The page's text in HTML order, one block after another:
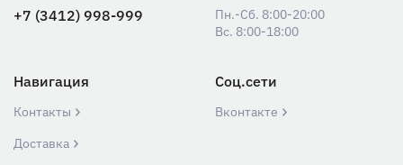
+7 (3412) 998-999
Пн.-Сб. 8:00-20:00
Вс. 8:00-18:00
Навигация
Контакты
Доставка
Соц.сети
Вконтакте